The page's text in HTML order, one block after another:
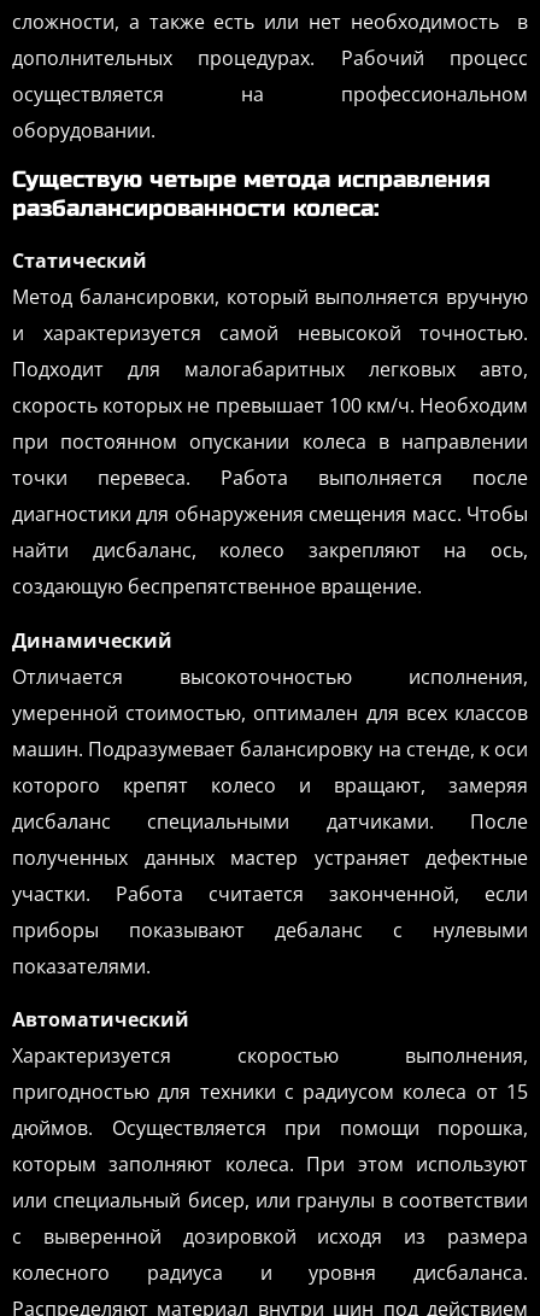
сложности, а также есть или нет необходимость в
дополнительных процедурах. Рабочий процесс
осуществляется на профессиональном
оборудовании.
Существую четыре метода исправления
разбалансированности колеса:
Статический
Метод балансировки, который выполняется вручную
и характеризуется самой невысокой точностью.
Подходит для малогабаритных легковых авто,
скорость которых не превышает 100 км/ч. Необходим
при постоянном опускании колеса в направлении
точки перевеса. Работа выполняется после
диагностики для обнаружения смещения масс. Чтобы
найти дисбаланс, колесо закрепляют на ось,
создающую беспрепятственное вращение.
Динамический
Отличается высокоточностью исполнения,
умеренной стоимостью, оптимален для всех классов
машин. Подразумевает балансировку на стенде, к оси
которого крепят колесо и вращают, замеряя
дисбаланс специальными датчиками. После
полученных данных мастер устраняет дефектные
участки. Работа считается законченной, если
приборы показывают дебаланс с нулевыми
показателями.
Автоматический
Характеризуется скоростью выполнения,
пригодностью для техники с радиусом колеса от 15
дюймов. Осуществляется при помощи порошка,
которым заполняют колеса. При этом используют
или специальный бисер, или гранулы в соответствии
с выверенной дозировкой исходя из размера
колесного радиуса и уровня дисбаланса.
Распределяют материал внутри шин под действием